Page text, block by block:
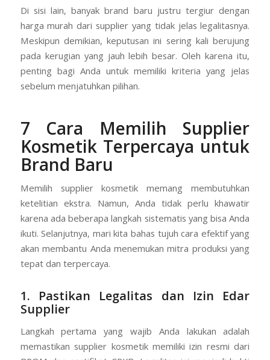
produksi yang tepat adalah investasi jangka panjang
yang tidak boleh dianggap remeh.
Di sisi lain, banyak brand baru justru tergiur dengan
harga murah dari supplier yang tidak jelas legalitasnya.
Meskipun demikian, keputusan ini sering kali berujung
pada kerugian yang jauh lebih besar. Oleh karena itu,
sebelum menjatuhkan pilihan.
7 Cara Memilih Supplier
Kosmetik Terpercaya untuk
Brand Baru
Memilih supplier kosmetik memang membutuhkan
ketelitian ekstra. Namun, Anda tidak perlu khawatir
karena ada beberapa langkah sistematis yang bisa Anda
ikuti. Selanjutnya, mari kita bahas tujuh cara efektif yang
tepat dan terpercaya.
1. Pastikan Legalitas dan Izin Edar
Supplier